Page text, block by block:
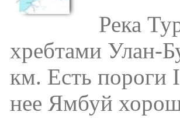
Река
хребтами Улан-
км. Есть пороги
нее Ямбуй